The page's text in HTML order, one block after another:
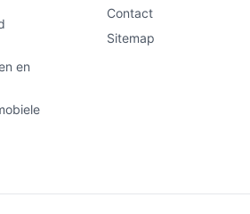
en
Contact
Sitemap